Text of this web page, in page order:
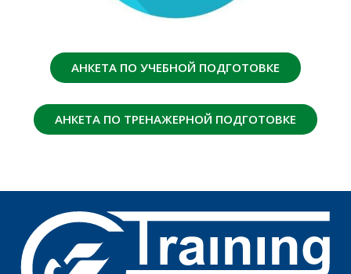
АНКЕТА ПО УЧЕБНОЙ ПОДГОТОВКЕ
АНКЕТА ПО ТРЕНАЖЕРНОЙ ПОДГОТОВКЕ